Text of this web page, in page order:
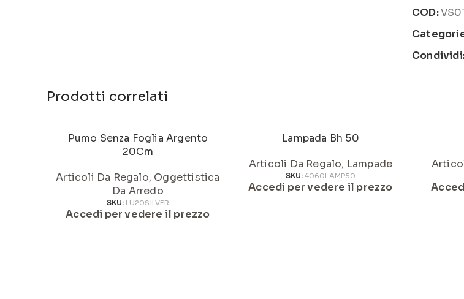
COD:
Prodotti correlati
Pumo Senza Foglia Argento
20Cm
Articoli Da Regalo, Oggettistica
Da Arredo
SKU: LU20SILVER
Accedi per vedere il prezzo
Lampada Bh 50
Articoli Da Regalo, Lampade
SKU: 4060LAMP50
Accedi per vedere il prezzo